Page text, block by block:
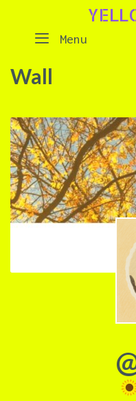
content
Menu
Wall